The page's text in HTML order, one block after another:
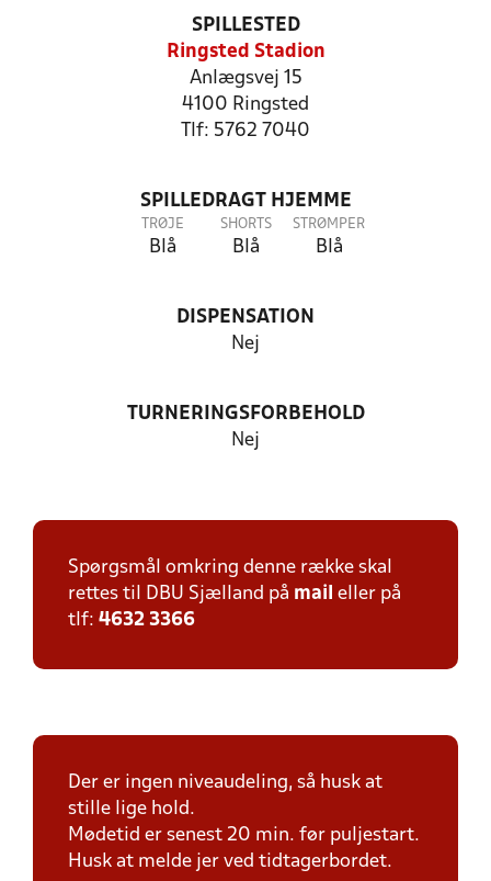
SPILLESTED
Ringsted Stadion
Anlægsvej 15
4100 Ringsted
Tlf: 5762 7040
SPILLEDRAGT HJEMME
TRØJE
Blå
SHORTS
Blå
STRØMPER
Blå
DISPENSATION
Nej
TURNERINGSFORBEHOLD
Nej
Spørgsmål omkring denne række skal
rettes til DBU Sjælland på mail eller på
tlf: 4632 3366
Der er ingen niveaudeling, så husk at
stille lige hold.
Mødetid er senest 20 min. før puljestart.
Husk at melde jer ved tidtagerbordet.